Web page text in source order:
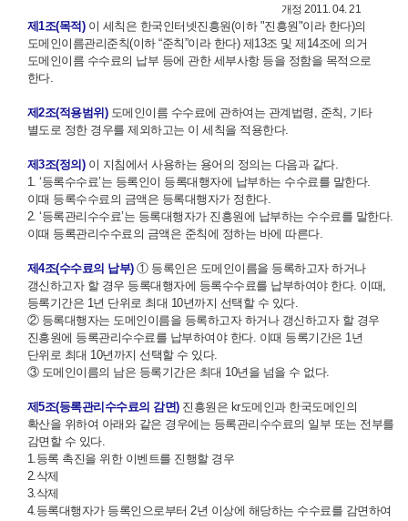
개정 2011. 04. 21
제1조(목적)이 세칙은 한국인터넷진흥원(이하 "진흥원"이라 한다)의
도메인이름관리준칙(이하 “준칙”이라 한다) 제13조 및 제14조에 의거
도메인이름 수수료의 납부 등에 관한 세부사항 등을 정함을 목적으로
한다.
제2조(적용범위)도메인이름 수수료에 관하여는 관계법령, 준칙, 기타
별도로 정한 경우를 제외하고는 이 세칙을 적용한다.
제3조(정의)이 지침에서 사용하는 용어의 정의는 다음과 같다.
1. ‘등록수수료’는 등록인이 등록대행자에 납부하는 수수료를 말한다.
이때 등록수수료의 금액은 등록대행자가 정한다.
2. ‘등록관리수수료’는 등록대행자가 진흥원에 납부하는 수수료를 말한다.
이때 등록관리수수료의 금액은 준칙에 정하는 바에 따른다.
제4조(수수료의 납부) ① 등록인은 도메인이름을 등록하고자 하거나
갱신하고자 할 경우 등록대행자에 등록수수료를 납부하여야 한다. 이때,
등록기간은 1년 단위로 최대 10년까지 선택할 수 있다.
② 등록대행자는 도메인이름을 등록하고자 하거나 갱신하고자 할 경우
진흥원에 등록관리수수료를 납부하여야 한다. 이때 등록기간은 1년
단위로 최대 10년까지 선택할 수 있다.
③ 도메인이름의 남은 등록기간은 최대 10년을 넘을 수 없다.
제5조(등록관리수수료의 감면) 진흥원은 kr도메인과 한국도메인의
확산을 위하여 아래와 같은 경우에는 등록관리수수료의 일부 또는 전부를
감면할 수 있다.
1.등록 촉진을 위한 이벤트를 진행할 경우
2.삭제
3.삭제
4.등록대행자가 등록인으로부터 2년 이상에 해당하는 수수료를 감면하여